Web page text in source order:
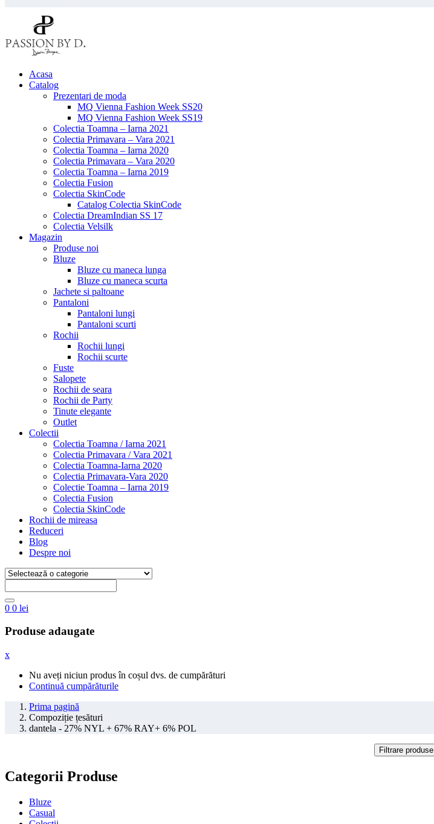
Acasa
Catalog
Prezentari de moda
MQ Vienna Fashion Week SS20
MQ Vienna Fashion Week SS19
Colectia Toamna – Iarna 2021
Colectia Primavara – Vara 2021
Colectia Toamna – Iarna 2020
Colectia Primavara – Vara 2020
Colectia Toamna – Iarna 2019
Colectia Fusion
Colectia SkinCode
Catalog Colectia SkinCode
Colectia DreamIndian SS 17
Colectia Velsilk
Magazin
Produse noi
Bluze
Bluze cu maneca lunga
Bluze cu maneca scurta
Jachete si paltoane
Pantaloni
Pantaloni lungi
Pantaloni scurti
Rochii
Rochii lungi
Rochii scurte
Fuste
Salopete
Rochii de seara
Rochii de Party
Tinute elegante
Outlet
Colectii
Colectia Toamna / Iarna 2021
Colectia Primavara / Vara 2021
Colectia Toamna-Iarna 2020
Colectia Primavara-Vara 2020
Colectie Toamna – Iarna 2019
Colectia Fusion
Colectia SkinCode
Rochii de mireasa
Reduceri
Blog
Despre noi
0 0 lei
Produse adaugate
x
Nu aveți niciun produs în coșul dvs. de cumpărături
Continuă cumpărăturile
Prima pagină
Compoziție țesături
dantela - 27% NYL + 67% RAY+ 6% POL
Filtrare produse
Categorii Produse
Bluze
Casual